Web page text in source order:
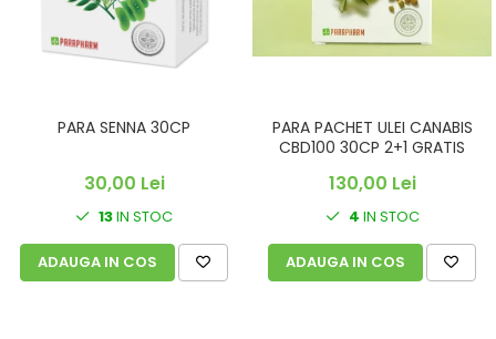
PARA SENNA 30CP
30,00 Lei
13IN STOC
ADAUGA IN COS
PARA PACHET ULEI CANABIS
CBD100 30CP 2+1 GRATIS
130,00 Lei
4 IN STOC
ADAUGA IN COS